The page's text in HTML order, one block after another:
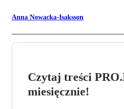
Anna Nowacka-Isaksson
Czytaj treści
miesięcznie!